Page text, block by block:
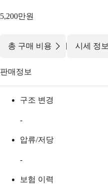
5,200만원
총 구매 비용 | 시세 정보
판매정보
구조 변경
-
압류/저당
-
보험 이력